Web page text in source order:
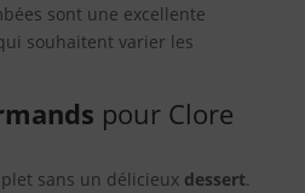
sont une excellente
souhaitent varier les
pour Clore
sans un délicieux dessert.